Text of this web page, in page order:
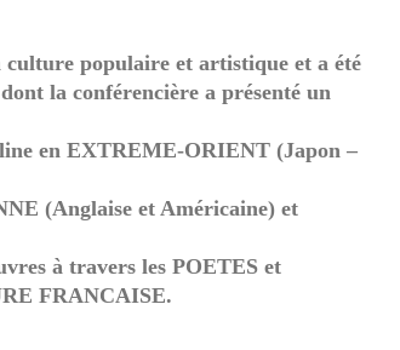
culture populaire et artistique et a été
la conférencière a présenté un
en EXTREME-ORIENT (Japon –
(Anglaise et Américaine) et
à travers les POETES et
FRANCAISE.